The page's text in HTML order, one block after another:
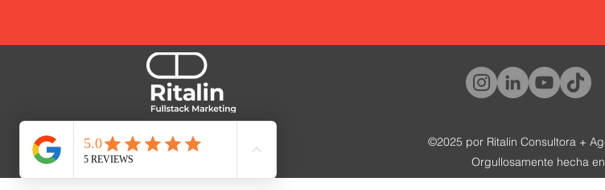
©2025 por Ritalin Consultora +
Orgullosamente hecha